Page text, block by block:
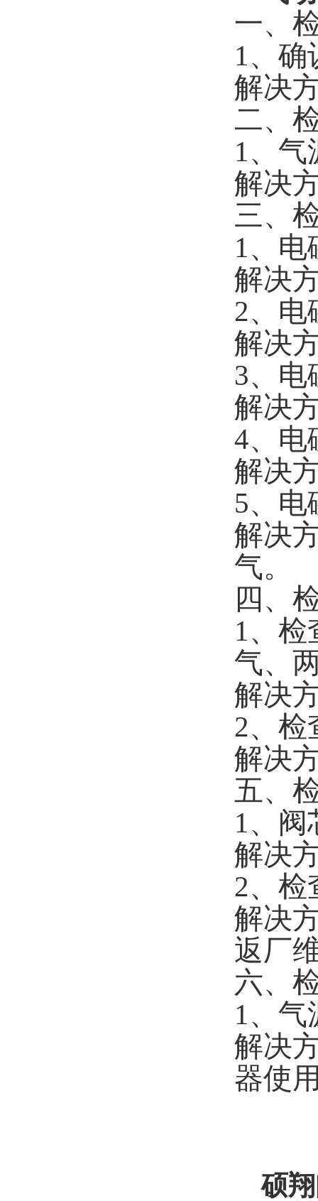
一、
1、确
解决
二、
1、气
解决
三、
1、电
解决
2、电
解决
3、电
解决
4、电
解决
5、电
解决
气。
四、
1、检
气、
解决
2、检
解决
五、
1、阀
解决
2、检
解决
返厂
六、
1、气
解决
器使
硕